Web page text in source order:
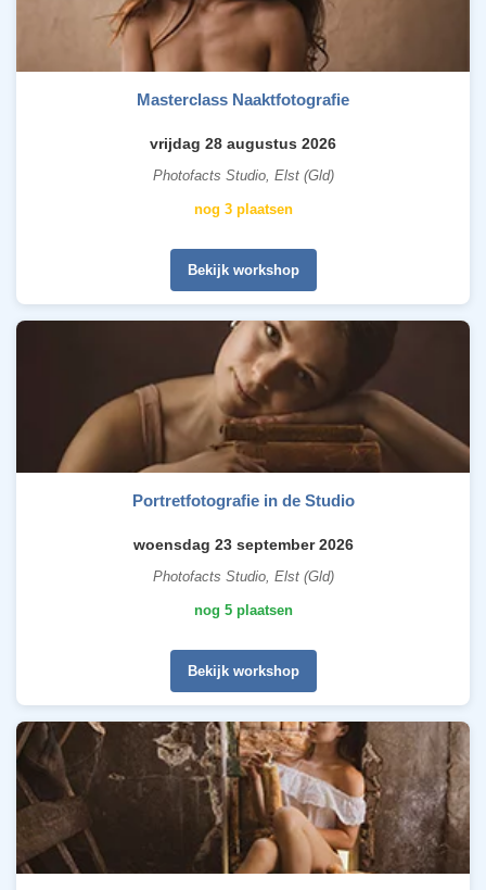
Masterclass Naaktfotografie
vrijdag 28 augustus 2026
Photofacts Studio, Elst (Gld)
nog 3 plaatsen
Bekijk workshop
Portretfotografie in de Studio
woensdag 23 september 2026
Photofacts Studio, Elst (Gld)
nog 5 plaatsen
Bekijk workshop